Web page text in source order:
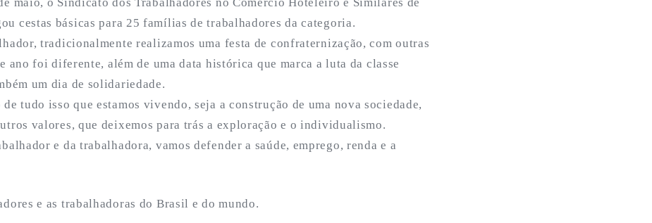
cestas básicas para 25 famílias de trabalhadores da categoria.
tradicionalmente realizamos uma festa de confraternização, com outras
ano foi diferente, além de uma data histórica que marca a luta da classe
um dia de solidariedade.
tudo isso que estamos vivendo, seja a construção de uma nova sociedade,
valores, que deixemos para trás a exploração e o individualismo.
e da trabalhadora, vamos defender a saúde, emprego, renda e a
e as trabalhadoras do Brasil e do mundo.